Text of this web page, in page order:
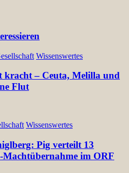
Wissenswertes
kracht – Ceuta, Melilla und
Flut
Wissenswertes
Pig verteilt 13
im ORF